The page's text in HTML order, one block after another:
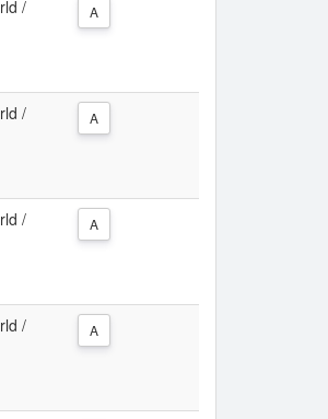
/
A
/
A
/
A
/
A